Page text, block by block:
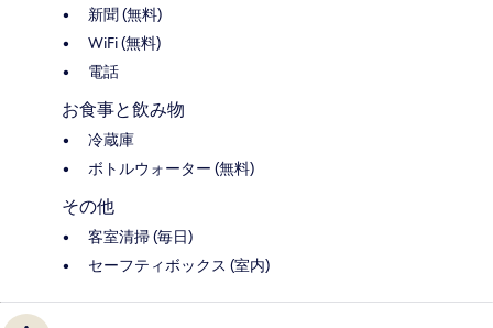
新聞 (無料)
WiFi (無料)
電話
お食事と飲み物
冷蔵庫
ボトルウォーター (無料)
その他
客室清掃 (毎日)
セーフティボックス (室内)